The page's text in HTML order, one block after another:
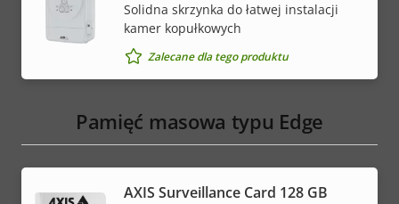
Solidna skrzynka do łatwej instalacji
kamer kopułkowych
Zalecane dla tego produktu
Pamięć masowa typu Edge
AXIS Surveillance Card 128 GB